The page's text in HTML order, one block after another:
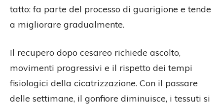
tatto: fa parte del processo di guarigione e tende
a migliorare gradualmente.
Il recupero dopo cesareo richiede ascolto,
movimenti progressivi e il rispetto dei tempi
fisiologici della cicatrizzazione. Con il passare
delle settimane, il gonfiore diminuisce, i tessuti si